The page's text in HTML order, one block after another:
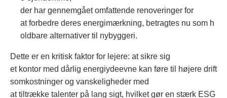
der har gennemgået omfattende renoveringer for
at forbedre deres energimærkning, betragtes nu som h
oldbare alternativer til nybyggeri.
Dette er en kritisk faktor for lejere: at sikre sig
et kontor med dårlig energiydeevne kan føre til højere drift
somkostninger og vanskeligheder med
at tiltrække talenter på lang sigt, hvilket gør en stærk ESG